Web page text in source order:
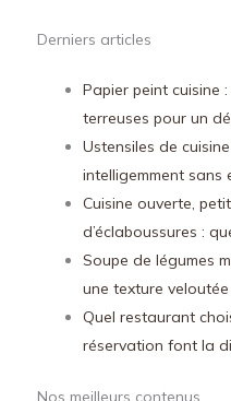
Derniers articles
Papier peint cuisine
terreuses pour un
Ustensiles de
intelligemment sans
Cuisine ouverte,
d’éclaboussures :
Soupe de légumes
une texture
Quel restaurant
réservation font la